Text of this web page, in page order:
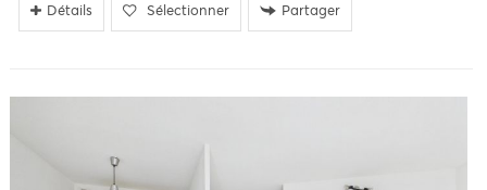
Détails Sélectionner Partager